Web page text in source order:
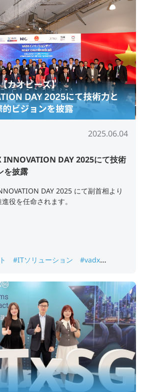
2025.06.04
INNOVATION DAY 2025にて技術
を披露
DAY 2025 にて副首相より
役を任命されます。
#ITソリューション
#vadx